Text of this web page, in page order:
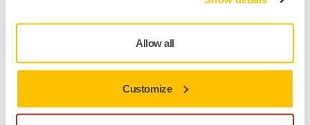
Allow all
Customize
Érjen el egyenletes, professzionális eredményeket rövidebb
idő alatt. Csökkentse a munkaerőigényt, az utómunkát és az
anyagpazarlást, miközben növeli a műhely hatékonyságát.